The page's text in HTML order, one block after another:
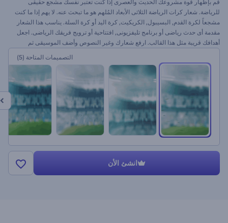
قم بإظهار قوة مشروعك الحديث والعصرى إذا كنت تعتبر نفسك مشجع حقيقى
للرياضة. شعار كرات الرياضة الثلاثى الأبعاد المُلهم هو ما تبحث عنه. لا يهم إذا ما كنت
مشجعاً لكرة القدم, البسيبول, الكريكيت, كرة اليد أو كرة السلة. يناسب هذا الشعار
مقدمة أى حدث رياضى أو برنامج تليفزيونى, افتتاحية أو ترويج فريقك الرياضى. اجعل
أهدافك قريبة مثل هذا القالب. ارفع شعارك وغير النصوص وأضف الموسيقى ثم
التصميمات المتاحة (5)
انشئ الأن